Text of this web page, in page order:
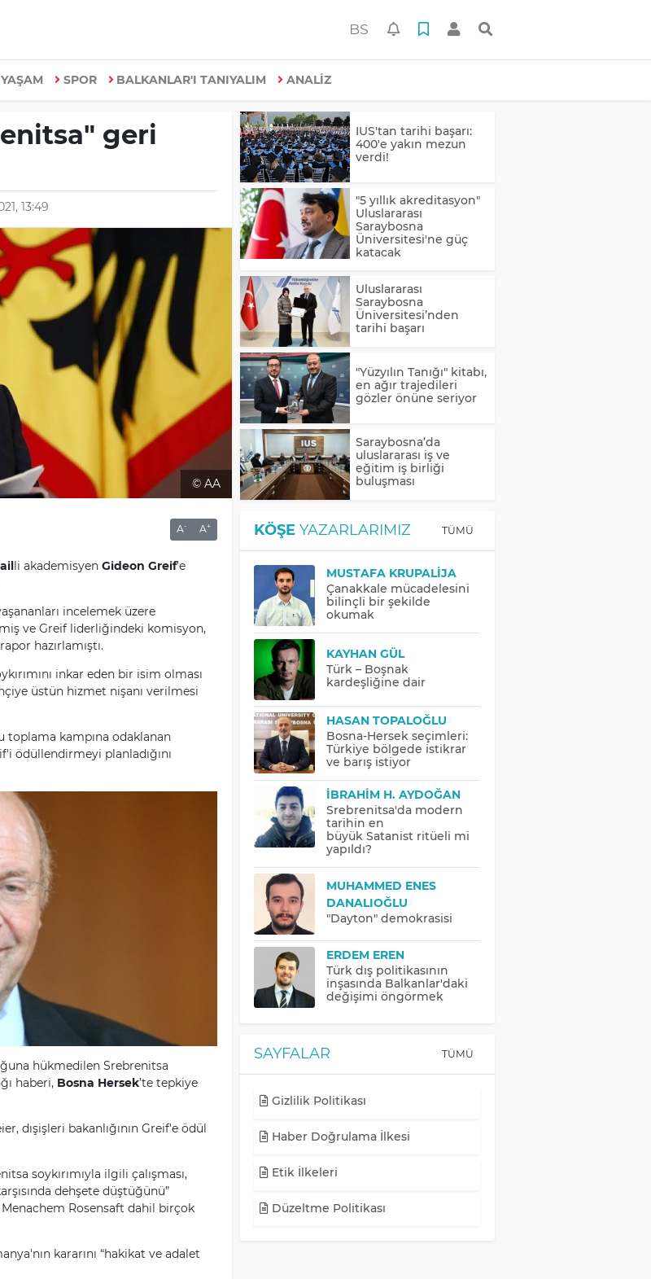
BS
YAŞAM SPOR BALKANLAR'I TANIYALIM ANALİZ
geri
13:49
© AA
A- A+
li akademisyen Gideon Greif’e
incelemek üzere
ve Greif liderliğindeki komisyon,
hazırlamıştı.
inkar eden bir isim olması
üstün hizmet nişanı verilmesi
toplama kampına odaklanan
ödüllendirmeyi planladığını
hükmedilen Srebrenitsa
haberi, Bosna Hersek’te tepkiye
dışişleri bakanlığının Greif'e ödül
soykırımıyla ilgili çalışması,
dehşete düştüğünü”
Rosensaft dahil birçok
kararını “hakikat ve adalet
IUS'tan tarihi başarı:
400'e yakın mezun
verdi!
"5 yıllık akreditasyon"
Uluslararası
Saraybosna
Üniversitesi'ne güç
katacak
Uluslararası
Saraybosna
Üniversitesi’nden
tarihi başarı
"Yüzyılın Tanığı" kitabı,
en ağır trajedileri
gözler önüne seriyor
Saraybosna’da
uluslararası iş ve
eğitim iş birliği
buluşması
KÖŞE YAZARLARIMIZ TÜMÜ
MUSTAFA KRUPALIJA
Çanakkale mücadelesini
bilinçli bir şekilde
okumak
KAYHAN GÜL
Türk – Boşnak
kardeşliğine dair
HASAN TOPALOĞLU
Bosna-Hersek seçimleri:
Türkiye bölgede istikrar
ve barış istiyor
İBRAHIM H. AYDOĞAN
Srebrenitsa'da modern
tarihin en
büyük Satanist ritüeli mi
yapıldı?
MUHAMMED ENES
DANALIOĞLU
"Dayton" demokrasisi
ERDEM EREN
Türk dış politikasının
inşasında Balkanlar'daki
değişimi öngörmek
SAYFALAR TÜMÜ
Gizlilik Politikası
Haber Doğrulama İlkesi
Etik İlkeleri
Düzeltme Politikası